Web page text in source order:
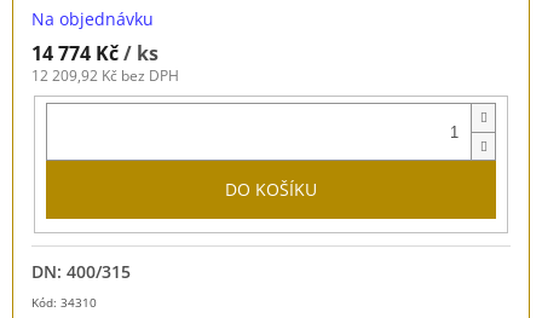
Na objednávku
14 774 Kč/ ks
12 209,92 Kč bez DPH
DO KOŠÍKU
Kód: 34310
DN: 400/315